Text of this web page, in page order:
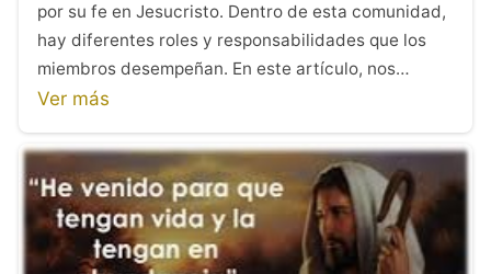
por su fe en Jesucristo. Dentro de esta comunidad,
hay diferentes roles y responsabilidades que los
miembros desempeñan. En este artículo, nos…
Ver más